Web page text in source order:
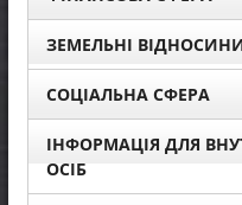
ЗЕМЕЛЬНІ
СОЦІАЛЬНА СФЕРА
ІНФОРМАЦІЯ ДЛЯ
ОСІБ